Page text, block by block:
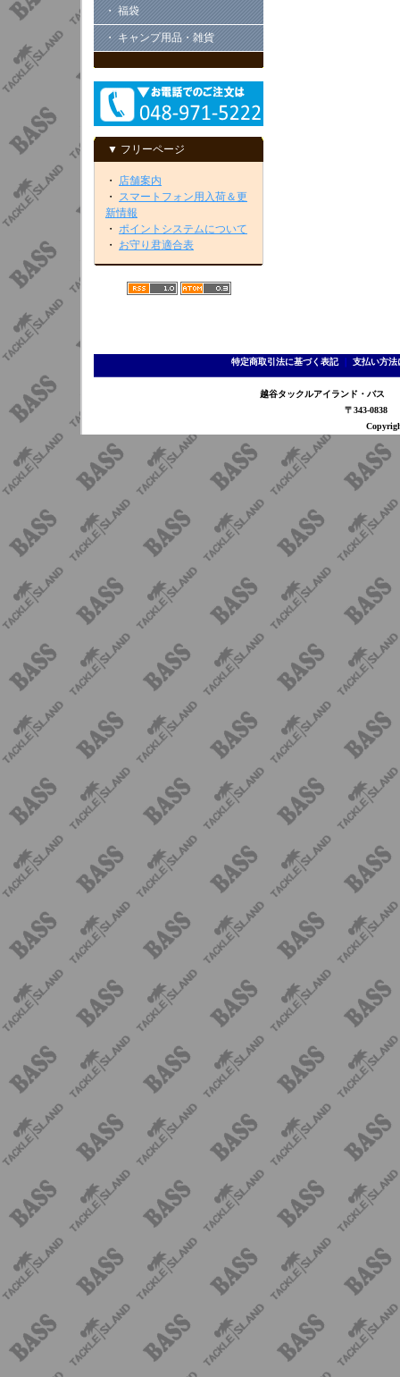
・ 福袋
・ キャンプ用品・雑貨
▼ フリーページ
・ 店舗案内
・ スマートフォン用入荷＆更
新情報
・ ポイントシステムについて
・ お守り君適合表
特定商取引法に基づく表記｜ 支払い方法
越谷タックルアイランド・バ
〒343-0838